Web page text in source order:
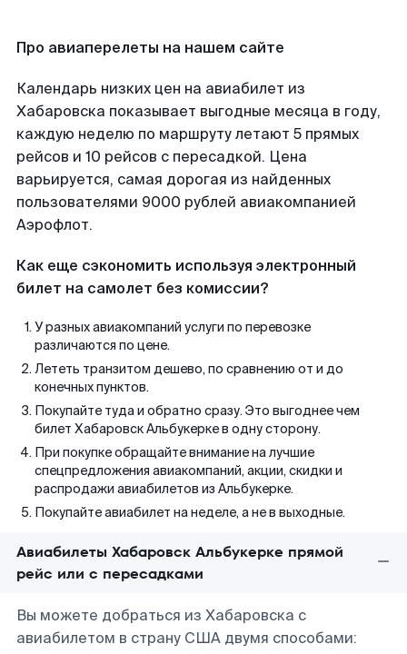
Про авиаперелеты на нашем сайте
Календарь низких цен на авиабилет из
Хабаровска показывает выгодные месяца в году,
каждую неделю по маршруту летают 5 прямых
рейсов и 10 рейсов с пересадкой. Цена
варьируется, самая дорогая из найденных
пользователями 9000 рублей авиакомпанией
Аэрофлот.
Как еще сэкономить используя электронный
билет на самолет без комиссии?
У разных авиакомпаний услуги по перевозке
различаются по цене.
Лететь транзитом дешево, по сравнению от и до
конечных пунктов.
Покупайте туда и обратно сразу. Это выгоднее чем
билет Хабаровск Альбукерке в одну сторону.
При покупке обращайте внимание на лучшие
спецпредложения авиакомпаний, акции, скидки и
распродажи авиабилетов из Альбукерке.
Покупайте авиабилет на неделе, а не в выходные.
Авиабилеты Хабаровск Альбукерке прямой
рейс или с пересадками
Вы можете добраться из Хабаровска с
авиабилетом в страну США двумя способами: